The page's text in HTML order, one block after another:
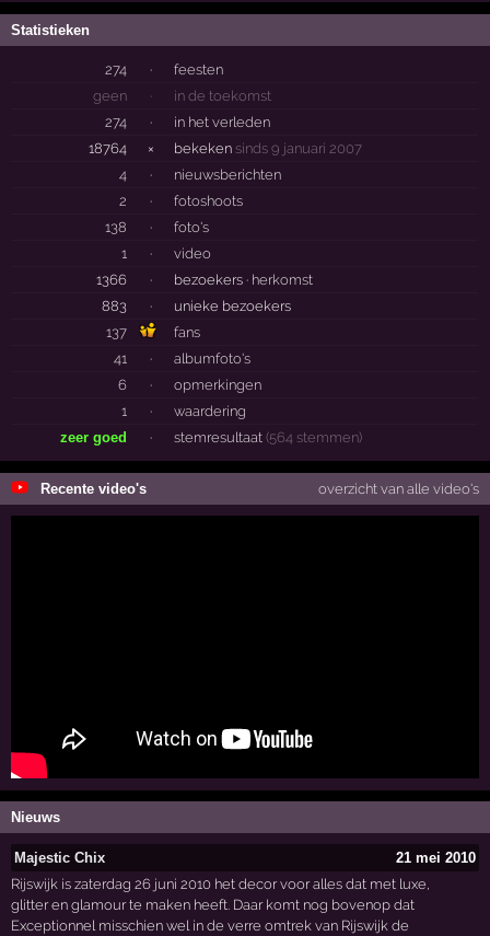
Statistieken
274 ·
feesten
geen
·
in de toekomst
274
·
in het verleden
18764
× bekeken sinds 9 januari 2007
4
·
nieuwsberichten
2
·
fotoshoots
138
·
foto's
1
·
video
1366
· bezoekers · herkomst
883
·
unieke bezoekers
137
fans
41
·
albumfoto's
6
·
opmerkingen
1
·
waardering
zeer goed
· stemresultaat (564 stemmen)
Recente video's overzicht van alle video's
Nieuws
Majestic Chix
21 mei 2010
Rijswijk is zaterdag 26 juni 2010 het decor voor alles dat met luxe,
glitter en glamour te maken heeft. Daar komt nog bovenop dat
Exceptionnel misschien wel in de verre omtrek van Rijswijk de